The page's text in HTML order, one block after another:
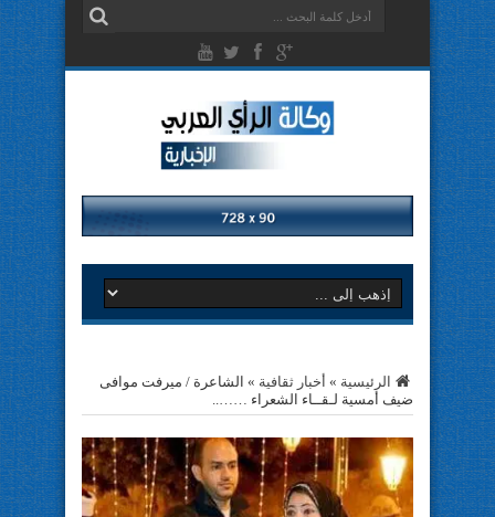
الرئيسية » أخبار ثقافية » الشاعرة / ميرفت موافى
ضيف أمسية لـقــاء الشعراء ……..